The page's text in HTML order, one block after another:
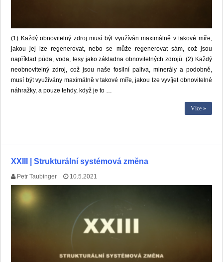
(1) Každý obnovitelný zdroj musí být využíván maximálně v takové míře,
jakou jej lze regenerovat, nebo se může regenerovat sám, což jsou
například půda, voda, lesy jako základna obnovitelných zdrojů. (2) Každý
neobnovitelný zdroj, což jsou naše fosilní paliva, minerály a podobně,
musí být využívány maximálně v takové míře, jakou lze vyvíjet obnovitelné
náhražky, a pouze tehdy, když je to …
Více »
XXIII | Strukturální systémová změna
Petr Taubinger 10.5.2021